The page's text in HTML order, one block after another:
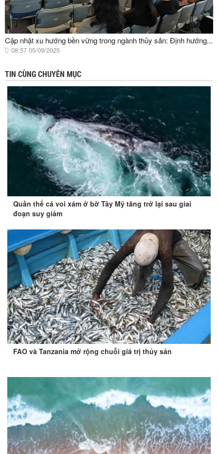
Cập nhật xu hướng bền vững trong ngành thủy sản: Định hướng...
08:57 05/09/2025
TIN CÙNG CHUYÊN MỤC
Quần thể cá voi xám ở bờ Tây Mỹ tăng trở lại sau giai
đoạn suy giảm
FAO và Tanzania mở rộng chuỗi giá trị thủy sản